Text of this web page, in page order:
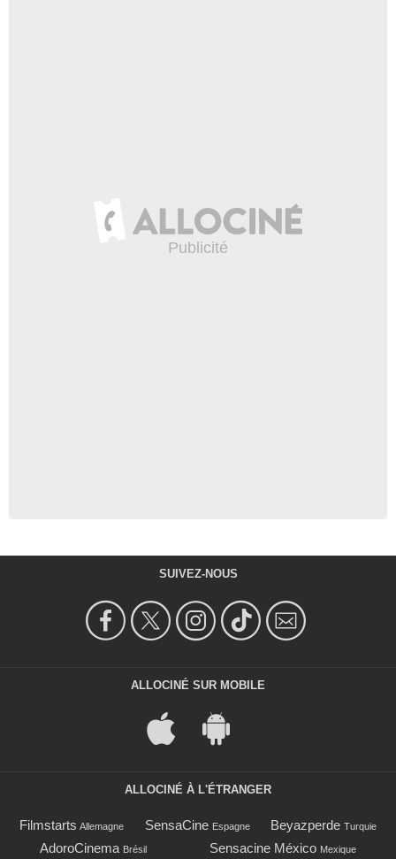
SUIVEZ-NOUS
ALLOCINÉ SUR MOBILE
ALLOCINÉ À L'ÉTRANGER
Filmstarts Allemagne SensaCine Espagne Beyazperde Turquie
AdoroCinema Brésil Sensacine México Mexique